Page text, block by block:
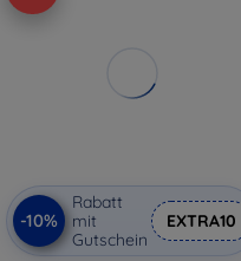
-10%
Rabatt
mit
Gutschein
EXTRA10